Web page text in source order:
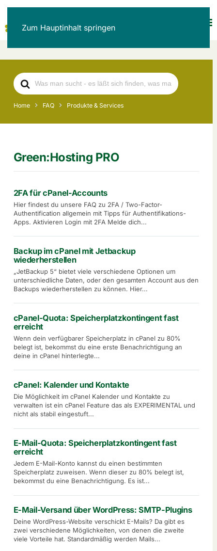
Zum Hauptinhalt springen
Search
For
Home FAQ Produkte & Services
Green:Hosting PRO
2FA für cPanel-Accounts
Hier findest du unsere FAQ zu 2FA / Two-Factor-
Authentification allgemein mit Tipps für Authentifikations-
Apps. Aktivieren Login mit 2FA Melde dich...
Backup im cPanel mit Jetbackup
wiederherstellen
„JetBackup 5“ bietet viele verschiedene Optionen um
unterschiedliche Daten, oder den gesamten Account aus den
Backups wiederherstellen zu können. Hier...
cPanel-Quota: Speicherplatzkontingent fast
erreicht
Wenn dein verfügbarer Speicherplatz in cPanel zu 80%
belegt ist, bekommst du eine erste Benachrichtigung an
deine in cPanel hinterlegte...
cPanel: Kalender und Kontakte
Die Möglichkeit im cPanel Kalender und Kontakte zu
verwalten ist ein cPanel Feature das als EXPERIMENTAL und
nicht als stabil eingestuft...
E-Mail-Quota: Speicherplatzkontingent fast
erreicht
Jedem E-Mail-Konto kannst du einen bestimmten
Speicherplatz zuweisen. Wenn dieser zu 80% belegt ist,
bekommst du eine Benachrichtigung. Es ist...
E-Mail-Versand über WordPress: SMTP-Plugins
Deine WordPress-Website verschickt E-Mails? Da gibt es
zwei verschiedene Möglichkeiten, von denen die zweite
viele Vorteile hat. Standardmäßig werden Mails...